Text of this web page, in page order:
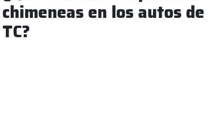
chimeneas en los autos de
TC?